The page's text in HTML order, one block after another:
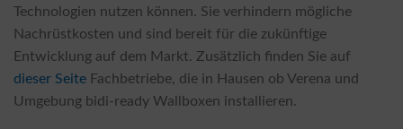
Technologien nutzen können. Sie verhindern mögliche
Nachrüstkosten und sind bereit für die zukünftige
Entwicklung auf dem Markt. Zusätzlich finden Sie auf
dieser Seite Fachbetriebe, die in Hausen ob Verena und
Umgebung bidi-ready Wallboxen installieren.